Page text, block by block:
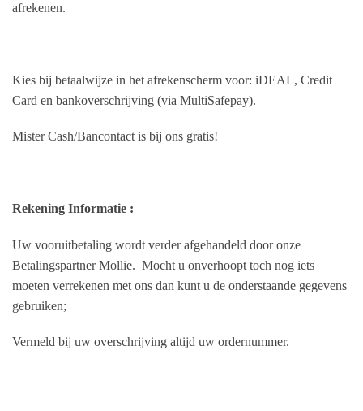
afrekenen.
Kies bij betaalwijze in het afrekenscherm voor: iDEAL, Credit
Card en bankoverschrijving (via MultiSafepay).
Mister Cash/Bancontact is bij ons gratis!
Rekening Informatie :
Uw vooruitbetaling wordt verder afgehandeld door onze
Betalingspartner Mollie. Mocht u onverhoopt toch nog iets
moeten verrekenen met ons dan kunt u de onderstaande gegevens
gebruiken;
Vermeld bij uw overschrijving altijd uw ordernummer.